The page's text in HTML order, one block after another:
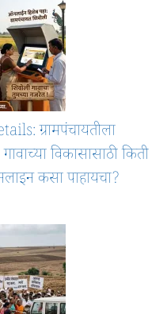
ग्रामपंचायतीला
विकासासाठी किती
कसा पाहायचा?